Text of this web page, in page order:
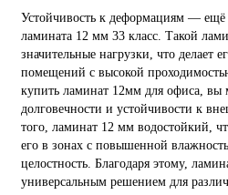
Устойчивость к деформациям —
ламината 12 мм 33 класс. Такой
значительные нагрузки, что делает
помещений с высокой
купить ламинат 12мм для офиса, вы
долговечности и устойчивости к
того, ламинат 12 мм водостойкий,
его в зонах с повышенной
целостность. Благодаря этому,
универсальным решением для